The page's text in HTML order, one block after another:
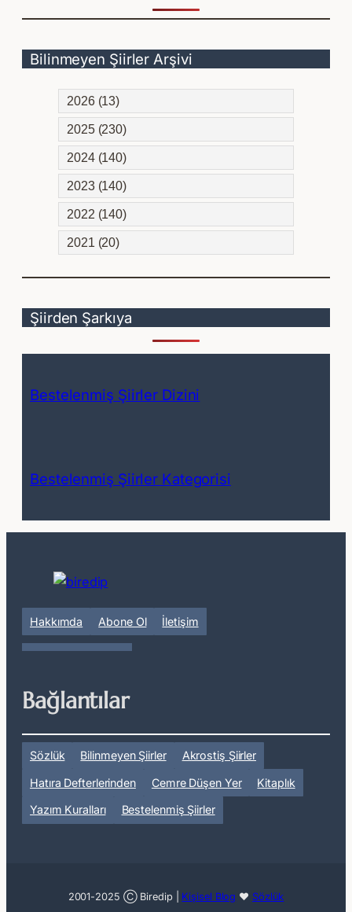
Bilinmeyen Şiirler Arşivi
2026 (13)
2025 (230)
2024 (140)
2023 (140)
2022 (140)
2021 (20)
Şiirden Şarkıya
Bestelenmiş Şiirler Dizini
Bestelenmiş Şiirler Kategorisi
Hakkımda Abone Ol İletişim
Bağlantılar
Sözlük Bilinmeyen Şiirler Akrostiş Şiirler
Hatıra Defterlerinden Cemre Düşen Yer Kitaplık
Yazım Kuralları Bestelenmiş Şiirler
2001-2025 Ⓒ Biredip | Kişisel Blog ❤ Sözlük